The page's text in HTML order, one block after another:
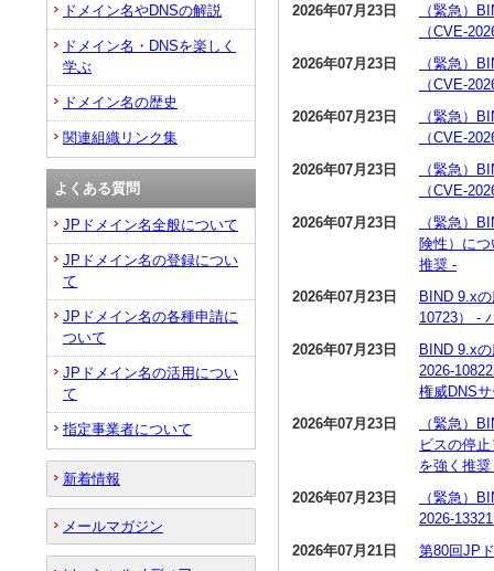
2026年07月23日
（緊急）
（CVE-
2026年07月23日
（緊急）
（CVE-
2026年07月23日
（緊急）
（CVE-
2026年07月23日
（緊急）
（CVE-
2026年07月23日
（緊急）
険性）に
推奨 -
2026年07月23日
BIND 9.x
10723） -
2026年07月23日
BIND 9.x
2026-
権威DNS
2026年07月23日
（緊急）
ビスの停
を強く推奨
2026年07月23日
（緊急）
2026-
2026年07月21日
第80回JP
ドメイン名やDNSの解説
ドメイン名・DNSを楽しく
学ぶ
ドメイン名の歴史
関連組織リンク集
よくある質問
JPドメイン名全般について
JPドメイン名の登録につい
て
JPドメイン名の各種申請に
ついて
JPドメイン名の活用につい
て
指定事業者について
新着情報
メールマガジン